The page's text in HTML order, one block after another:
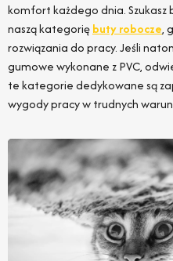
komfort każdego dnia. Szukasz
naszą kategoriębuty robocze,
rozwiązania do pracy. Jeśli
gumowe wykonane z PVC,
te kategorie dedykowane są
wygody pracy w trudnych